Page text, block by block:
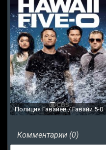
Полиция Гавайев / Гавайи 5-0
Комментарии (0)